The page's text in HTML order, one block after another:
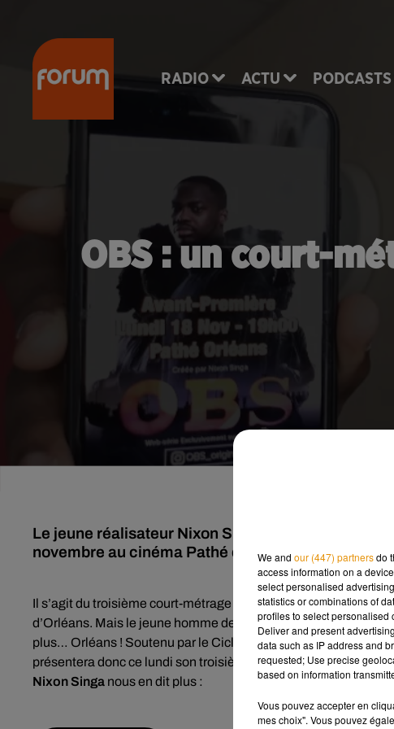
RADIO ACTU PODCASTS
OBS : un court-
Le jeune réalisateur Nixon Singa présentera en
novembre au cinéma Pathé d'Orléans.
Il s’agit du troisième court-métrage de Nixon Singa, qui a
d’Orléans. Mais le jeune homme de 23 ans a très rapidement
plus… Orléans ! Soutenu par le Ciclic, l'agence régionale du
présentera donc ce lundi son troisième court-métrage,OBS.
Nixon Singa nous en dit plus :
We and our (447) partnersdo
access information on a
select personalised
statistics or combinations of
profiles to select personalised
Deliver and present
data such as IP address and
requested; Use precise
based on information
Vous pouvez accepter en
mes choix". Vous pouvez